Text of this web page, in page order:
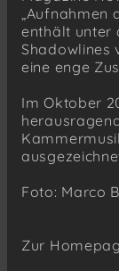
„Aufnahmen
enthält unter
Shadowlines
eine enge
Im Oktober
Foto: Marco
Zur